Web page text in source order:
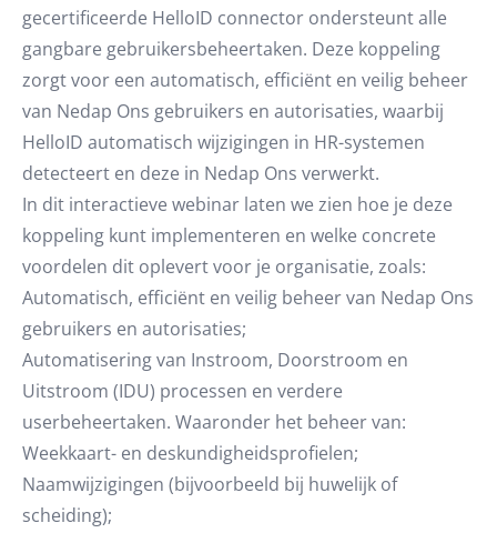
gecertificeerde HelloID connector ondersteunt alle
gangbare gebruikersbeheertaken. Deze koppeling
zorgt voor een automatisch, efficiënt en veilig beheer
van Nedap Ons gebruikers en autorisaties, waarbij
HelloID automatisch wijzigingen in HR-systemen
detecteert en deze in Nedap Ons verwerkt.
In dit interactieve webinar laten we zien hoe je deze
koppeling kunt implementeren en welke concrete
voordelen dit oplevert voor je organisatie, zoals:
Automatisch, efficiënt en veilig beheer van Nedap Ons
gebruikers en autorisaties;
Automatisering van Instroom, Doorstroom en
Uitstroom (IDU) processen en verdere
userbeheertaken. Waaronder het beheer van:
Weekkaart- en deskundigheidsprofielen;
Naamwijzigingen (bijvoorbeeld bij huwelijk of
scheiding);